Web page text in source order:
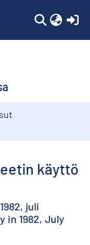
käyttö
juli
in 1982, July